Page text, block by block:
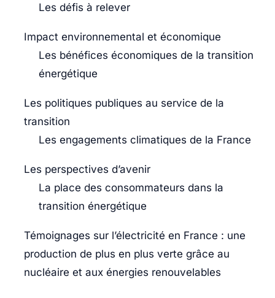
Les défis à relever
Impact environnemental et économique
Les bénéfices économiques de la transition
énergétique
Les politiques publiques au service de la
transition
Les engagements climatiques de la France
Les perspectives d’avenir
La place des consommateurs dans la
transition énergétique
Témoignages sur l’électricité en France : une
production de plus en plus verte grâce au
nucléaire et aux énergies renouvelables